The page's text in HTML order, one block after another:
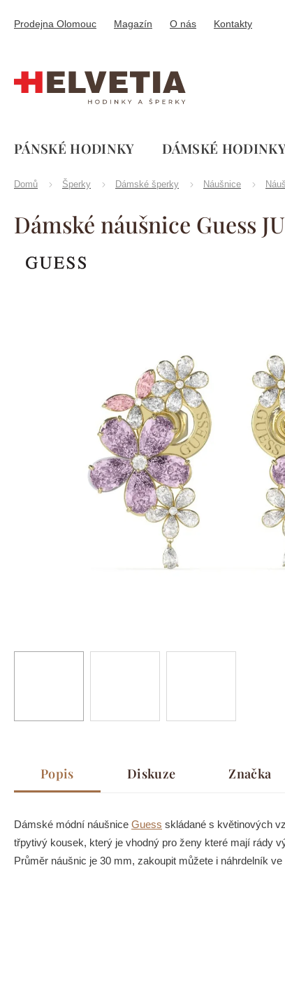
obsah
Prodejna Olomouc Magazín O nás Kontakty
PÁNSKÉ HODINKY DÁMSKÉ
Domů Šperky Dámské šperky Náušnice
Dámské náušnice Guess
Značka: Guess
Popis Diskuze Značka
Dámské módní náušnice Guess skládané s květinových
třpytivý kousek, který je vhodný pro ženy které mají rády
Průměr náušnic je 30 mm, zakoupit můžete i náhrdelník